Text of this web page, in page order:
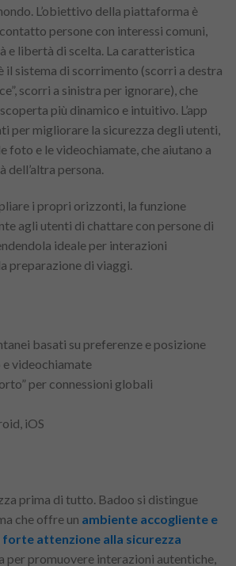
L’obiettivo della piattaforma è
persone con interessi comuni,
e libertà di scelta. La caratteristica
il sistema di scorrimento (scorri a destra
scorri a sinistra per ignorare), che
più dinamico e intuitivo. L’app
per migliorare la sicurezza degli utenti,
foto e le videochiamate, che aiutano a
dell’altra persona.
i propri orizzonti, la funzione
agli utenti di chattare con persone di
ideale per interazioni
preparazione di viaggi.
basati su preferenze e posizione
videochiamate
per connessioni globali
iOS
prima di tutto. Badoo si distingue
che offre un ambiente accogliente e
forte attenzione alla sicurezza
per promuovere interazioni autentiche,